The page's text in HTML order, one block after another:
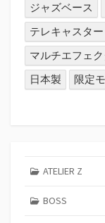
ジャズベース
テレキャスター
マルチエフェ
日本製
限定
ATELIER Z
BOSS